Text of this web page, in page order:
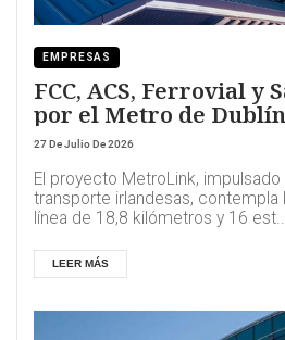
EMPRESAS
FCC, ACS, Ferrovial y
por el Metro de Dublín
27 De Julio De 2026
El proyecto MetroLink,
transporte irlandesas, contempla
línea de 18,8 kilómetros y 16
LEER MÁS